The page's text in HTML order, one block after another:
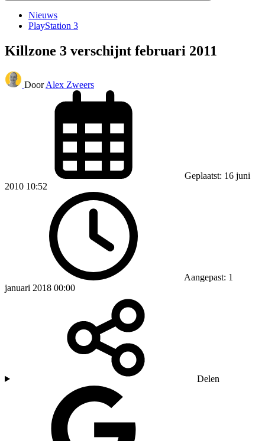
Nieuws
PlayStation 3
Killzone 3 verschijnt februari 2011
Door Alex Zweers
Geplaatst: 16 juni
2010 10:52
Aangepast: 1
januari 2018 00:00
Delen